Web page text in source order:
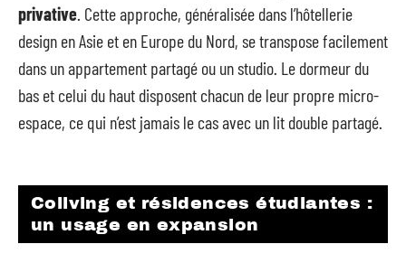
privative. Cette approche, généralisée dans l’hôtellerie
design en Asie et en Europe du Nord, se transpose facilement
dans un appartement partagé ou un studio. Le dormeur du
bas et celui du haut disposent chacun de leur propre micro-
espace, ce qui n’est jamais le cas avec un lit double partagé.
Coliving et résidences étudiantes :
un usage en expansion